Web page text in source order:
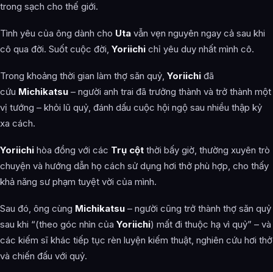
trong sạch cho thế giới.
Tình yêu của ông dành cho Uta vẫn vẹn nguyên ngay cả sau khi
cô qua đời. Suốt cuộc đời, Yoriichi chỉ yêu duy nhất mình cô.
Trong khoảng thời gian làm thợ săn quỷ, Yoriichi đã
cứu Michikatsu – người anh trai đã trưởng thành và trở thành một
vị tướng – khỏi lũ quỷ, đánh dấu cuộc hội ngộ sau nhiều thập kỷ
xa cách.
Yoriichi hòa đồng với các Trụ cột thời bấy giờ, thường xuyên trò
chuyện và hướng dẫn họ cách sử dụng hơi thở phù hợp, cho thấy
khả năng sư phạm tuyệt vời của mình.
Sau đó, ông cùng Michikatsu – người cũng trở thành thợ săn quỷ
sau khi “(theo góc nhìn của Yoriichi) mất đi thuộc hạ vì quỷ” – và
các kiếm sĩ khác tiếp tục rèn luyện kiếm thuật, nghiên cứu hơi thở
và chiến đấu với quỷ.